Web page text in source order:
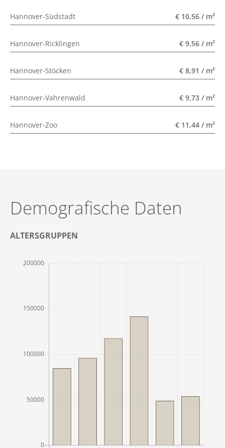
Hannover-Südstadt € 10,56 / m²
Hannover-Ricklingen € 9,56 / m²
Hannover-Stöcken € 8,91 / m²
Hannover-Vahrenwald € 9,73 / m²
Hannover-Zoo € 11,44 / m²
Demografische Daten
ALTERSGRUPPEN